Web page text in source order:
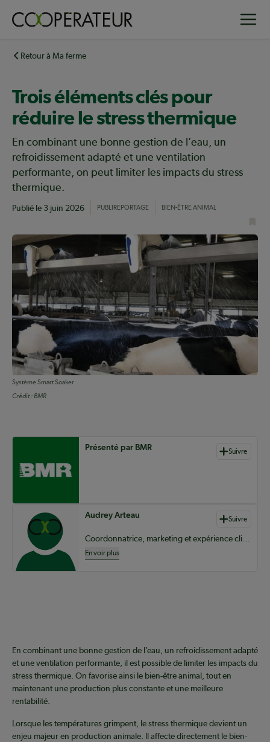
principalRetour à Ma ferme
Trois éléments clés pour
réduire le stress thermique
En combinant une bonne gestion de l’eau, un
refroidissement adapté et une ventilation
performante, on peut limiter les impacts du stress
thermique.
Publié le 3 juin 2026 PUBLIREPORTAGE BIEN-ÊTRE ANIMAL
Système Smart Soaker
Crédit :BMR
Auteurs de contenu
Présenté par BMR Suivre
Audrey Arteau Suivre
Coordonnatrice, marketing et expérience client – clientèles agricoles chez BMR
En voir plus
En combinant une bonne gestion de l’eau, un refroidissement adapté
et une ventilation performante, il est possible de limiter les impacts du
stress thermique. On favorise ainsi le bien-être animal, tout en
maintenant une production plus constante et une meilleure
rentabilité.
Lorsque les températures grimpent, le stress thermique devient un
enjeu majeur en production animale. Il affecte directement le bien-